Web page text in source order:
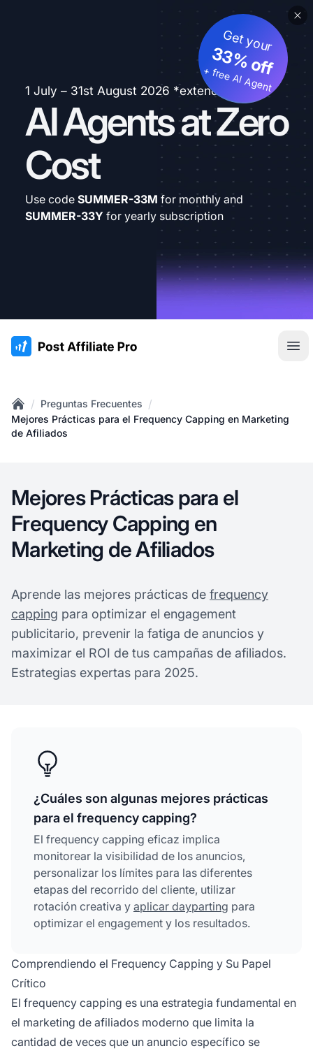
1 July – 31st August 2026 *extended
AI Agents at Zero
Cost
Get your
33% off
+ free AI Agent
Use code SUMMER-33M for monthly and
SUMMER-33Y for yearly subscription
:site.title
Home
/ Preguntas Frecuentes /
Mejores Prácticas para el Frequency Capping en Marketing
de Afiliados
Mejores Prácticas para el
Frequency Capping en
Marketing de Afiliados
Aprende las mejores prácticas de frequency
capping para optimizar el engagement
publicitario, prevenir la fatiga de anuncios y
maximizar el ROI de tus campañas de afiliados.
Estrategias expertas para 2025.
¿Cuáles son algunas mejores prácticas
para el frequency capping?
El frequency capping eficaz implica
monitorear la visibilidad de los anuncios,
personalizar los límites para las diferentes
etapas del recorrido del cliente, utilizar
rotación creativa y aplicar dayparting para
optimizar el engagement y los resultados.
Comprendiendo el Frequency Capping y Su Papel
Crítico
El frequency capping es una estrategia fundamental en
el marketing de afiliados moderno que limita la
cantidad de veces que un anuncio específico se